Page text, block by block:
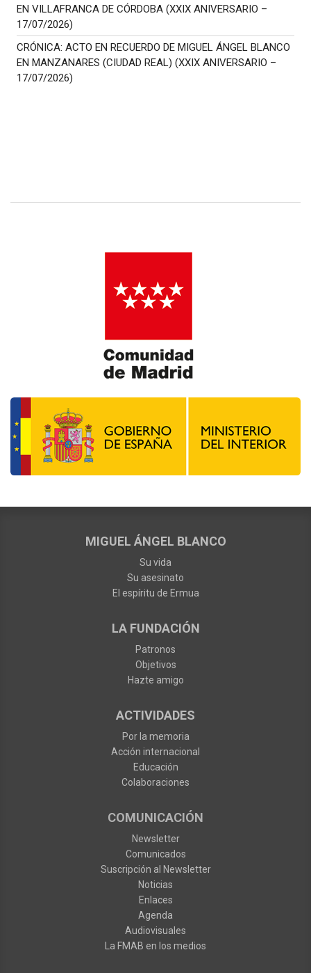
EN VILLAFRANCA DE CÓRDOBA (XXIX ANIVERSARIO –
17/07/2026)
CRÓNICA: ACTO EN RECUERDO DE MIGUEL ÁNGEL BLANCO
EN MANZANARES (CIUDAD REAL) (XXIX ANIVERSARIO –
17/07/2026)
MIGUEL ÁNGEL BLANCO
Su vida
Su asesinato
El espíritu de Ermua
LA FUNDACIÓN
Patronos
Objetivos
Hazte amigo
ACTIVIDADES
Por la memoria
Acción internacional
Educación
Colaboraciones
COMUNICACIÓN
Newsletter
Comunicados
Suscripción al Newsletter
Noticias
Enlaces
Agenda
Audiovisuales
La FMAB en los medios